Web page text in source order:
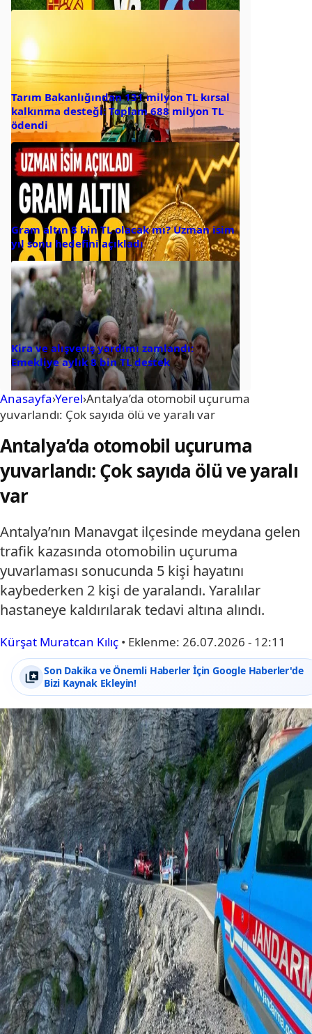
Tarım Bakanlığından 131 milyon TL kırsal
kalkınma desteği: Toplam 688 milyon TL
ödendi
Gram altın 8 bin TL olacak mı? Uzman isim
yıl sonu hedefini açıkladı
Kira ve alışveriş yardımı zamlandı:
Emekliye aylık 8 bin TL destek
Anasayfa›Yerel›Antalya’da otomobil uçuruma
yuvarlandı: Çok sayıda ölü ve yaralı var
Antalya’da otomobil uçuruma
yuvarlandı: Çok sayıda ölü ve yaralı
var
Antalya’nın Manavgat ilçesinde meydana gelen
trafik kazasında otomobilin uçuruma
yuvarlaması sonucunda 5 kişi hayatını
kaybederken 2 kişi de yaralandı. Yaralılar
hastaneye kaldırılarak tedavi altına alındı.
Kürşat Muratcan Kılıç • Eklenme: 26.07.2026 - 12:11
Son Dakika ve Önemli Haberler İçin Google Haberler'de
Bizi Kaynak Ekleyin!